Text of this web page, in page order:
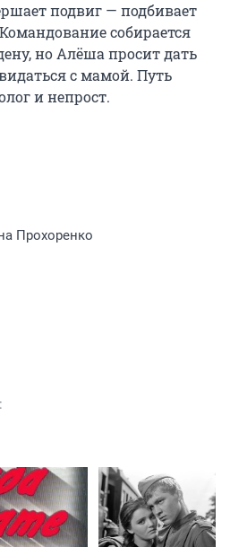
подвиг — подбивает
собирается
но Алёша просит дать
с мамой. Путь
и непрост.
Прохоренко